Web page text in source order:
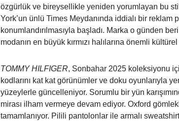
özgürlük ve bireysellikle yeniden yorumlayan bu
York’un ünlü Times Meydanında iddialı bir reklam
konumlandırılmasıyla başladı. Marka o günden
modanın en büyük kırmızı halılarına önemli
TOMMY HILFIGER, Sonbahar 2025 koleksiyonu
kodlarını kat kat görünümler ve doku oyunlarıyla
yüzeylerle güncelleniyor. Sorumlu bir yün
mirası ilham vermeye devam ediyor. Oxford
tamamlanıyor. Pilili pantolonlar ile armalı